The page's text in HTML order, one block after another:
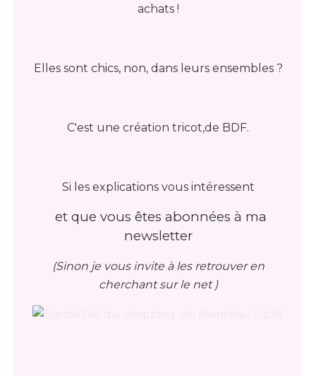
achats !
Elles sont chics, non, dans leurs ensembles ?
C'est une création tricot,de BDF.
Si les explications vous intéressent
et que vous êtes abonnées à ma
newsletter
(Sinon je vous invite à les retrouver en
cherchant sur le net )